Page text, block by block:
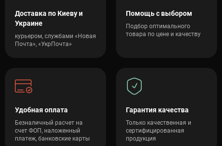
Доставка по Киеву и
Украине
курьером, службами «Новая
Почта», «УкрПочта»
Помощь с выбором
Подбор оптимального
товара по цене и качеству
Удобная оплата
Безналичный расчет на
счет ФОП, наложенный
платеж, банковские карты
Гарантия качества
Только качественная и
сертифицированная
продукция